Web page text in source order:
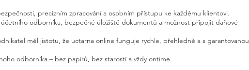
precizním zpracování a osobním přístupu ke každému klientovi.
účetního odborníka, bezpečné úložiště dokumentů a možnost připojit daňové
měl jistotu, že uctarna online funguje rychle, přehledně a s garantovanou
odborníka – bez papírů, bez starostí a vždy ontime.